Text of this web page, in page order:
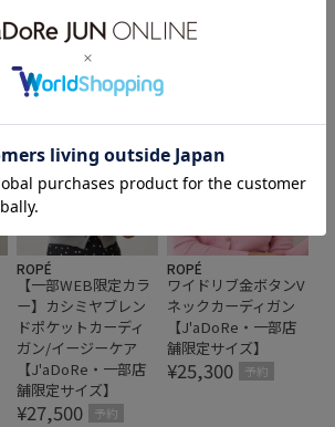
金ボタン
¥16,500 予約
ROPÉ
【一部WEB限定カラ
ー】カシミヤブレン
ドポケットカーディ
ガン/イージーケア
【J'aDoRe・一部店
舗限定サイズ】
¥27,500 予約
ROPÉ
ワイドリブ金ボタンV
ネックカーディガン
【J'aDoRe・一部店
舗限定サイズ】
¥25,300 予約